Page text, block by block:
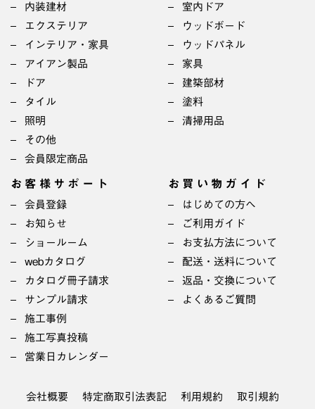
内装建材
エクステリア
インテリア・家具
アイアン製品
ドア
タイル
照明
その他
会員限定商品
室内ドア
ウッドボード
ウッドパネル
家具
建築部材
塗料
清掃用品
お客様サポート
会員登録
お知らせ
ショールーム
webカタログ
カタログ冊子請求
サンプル請求
施工事例
施工写真投稿
営業日カレンダー
お買い物ガイド
はじめての方へ
ご利用ガイド
お支払方法について
配送・送料について
返品・交換について
よくあるご質問
会社概要 特定商取引法表記 利用規約 取引規約